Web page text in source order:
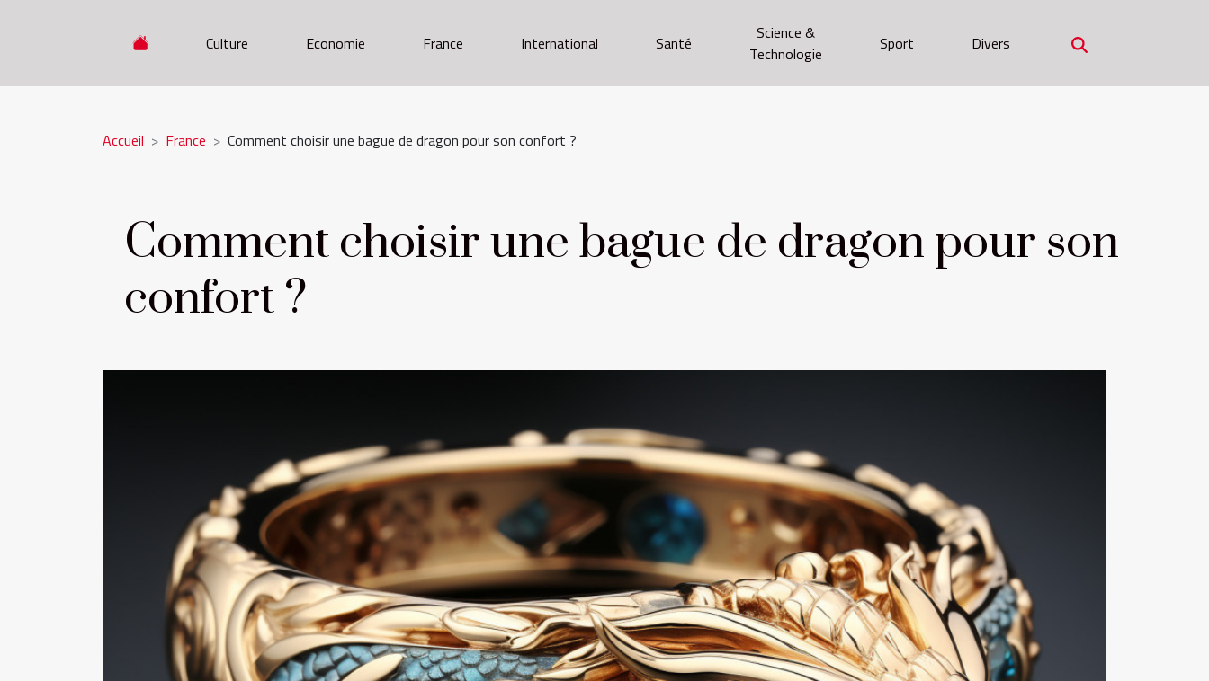
Culture Economie France International Santé
Science &
Technologie
Sport Divers
Accueil France Comment choisir une bague de dragon pour son confort ?
Comment choisir une bague de dragon pour son
confort ?